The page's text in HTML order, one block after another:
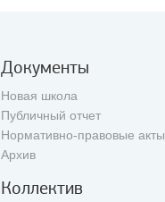
Документы
Новая школа
Публичный отчет
Нормативно-правовые акты
Архив
Коллектив